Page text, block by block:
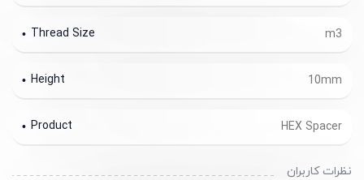
m3
Thread Size
10mm
Height
HEX Spacer
Product
نظرات کاربران